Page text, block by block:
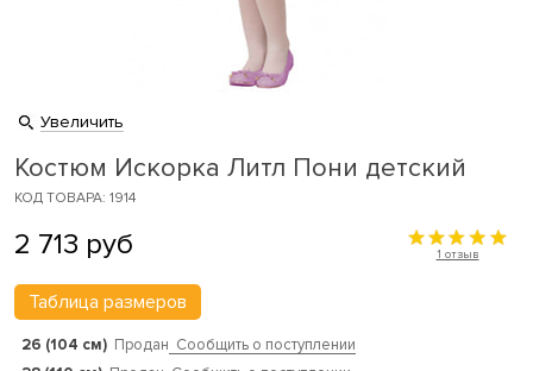
Увеличить
Костюм Искорка Литл Пони детский
КОД ТОВАРА: 1914
2 713 руб 1 отзыв
Таблица размеров
26 (104 см) Продан Сообщить о поступлении